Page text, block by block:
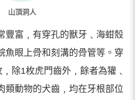
山頂洞人
豐富﹐有穿孔的獸牙﹑海蚶殼
魚眼上骨和刻溝的骨管等。穿
除1枚虎門齒外﹐餘者為獾﹑
類動物的犬齒﹐均在牙根部位